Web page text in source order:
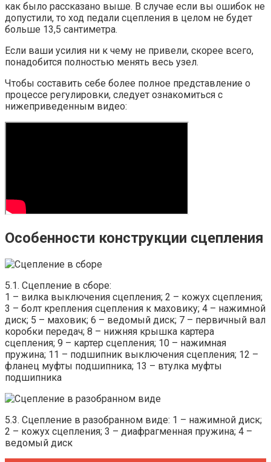
как было рассказано выше. В случае если вы ошибок не
допустили, то ход педали сцепления в целом не будет
больше 13,5 сантиметра.
Если ваши усилия ни к чему не привели, скорее всего,
понадобится полностью менять весь узел.
Чтобы составить себе более полное представление о
процессе регулировки, следует ознакомиться с
нижеприведенным видео:
Особенности конструкции сцепления
5.1. Сцепление в сборе:
1 – вилка выключения сцепления; 2 – кожух сцепления;
3 – болт крепления сцепления к маховику; 4 – нажимной
диск; 5 – маховик; 6 – ведомый диск; 7 – первичный вал
коробки передач; 8 – нижняя крышка картера
сцепления; 9 – картер сцепления; 10 – нажимная
пружина; 11 – подшипник выключения сцепления; 12 –
фланец муфты подшипника; 13 – втулка муфты
подшипника
5.3. Сцепление в разобранном виде: 1 – нажимной диск;
2 – кожух сцепления; 3 – диафрагменная пружина; 4 –
ведомый диск